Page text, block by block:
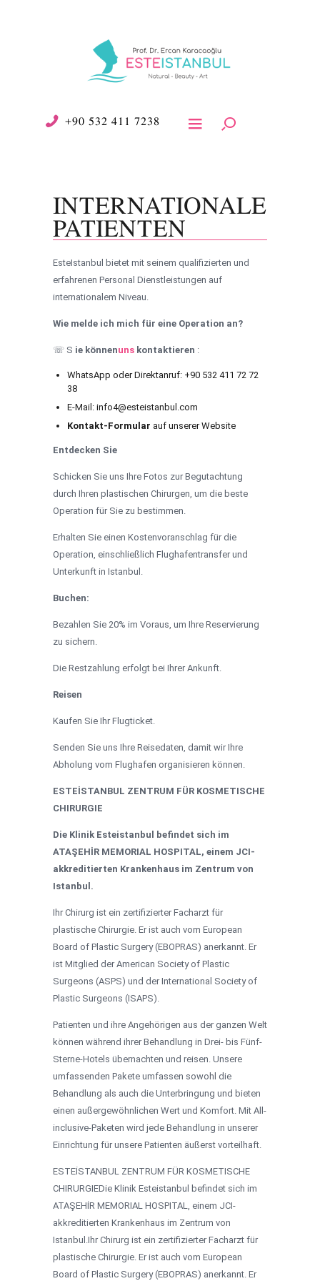
+90 532 411 7238
INTERNATIONALE
PATIENTEN
EsteIstanbul bietet mit seinem qualifizierten und
erfahrenen Personal Dienstleistungen auf
internationalem Niveau.
Wie melde ich mich für eine Operation an?
☏ S ie könnenuns kontaktieren :
WhatsApp oder Direktanruf: +90 532 411 72 72
38
E-Mail: info4@esteistanbul.com
Kontakt-Formular auf unserer Website
Entdecken Sie
Schicken Sie uns Ihre Fotos zur Begutachtung
durch Ihren plastischen Chirurgen, um die beste
Operation für Sie zu bestimmen.
Erhalten Sie einen Kostenvoranschlag für die
Operation, einschließlich Flughafentransfer und
Unterkunft in Istanbul.
Buchen:
Bezahlen Sie 20% im Voraus, um Ihre Reservierung
zu sichern.
Die Restzahlung erfolgt bei Ihrer Ankunft.
Reisen
Kaufen Sie Ihr Flugticket.
Senden Sie uns Ihre Reisedaten, damit wir Ihre
Abholung vom Flughafen organisieren können.
ESTEİSTANBUL ZENTRUM FÜR KOSMETISCHE
CHIRURGIE
Die Klinik Esteistanbul befindet sich im
ATAŞEHİR MEMORIAL HOSPITAL, einem JCI-
akkreditierten Krankenhaus im Zentrum von
Istanbul.
Ihr Chirurg ist ein zertifizierter Facharzt für
plastische Chirurgie. Er ist auch vom European
Board of Plastic Surgery (EBOPRAS) anerkannt. Er
ist Mitglied der American Society of Plastic
Surgeons (ASPS) und der International Society of
Plastic Surgeons (ISAPS).
Patienten und ihre Angehörigen aus der ganzen Welt
können während ihrer Behandlung in Drei- bis Fünf-
Sterne-Hotels übernachten und reisen. Unsere
umfassenden Pakete umfassen sowohl die
Behandlung als auch die Unterbringung und bieten
einen außergewöhnlichen Wert und Komfort. Mit All-
inclusive-Paketen wird jede Behandlung in unserer
Einrichtung für unsere Patienten äußerst vorteilhaft.
ESTEİSTANBUL ZENTRUM FÜR KOSMETISCHE
CHIRURGIEDie Klinik Esteistanbul befindet sich im
ATAŞEHİR MEMORIAL HOSPITAL, einem JCI-
akkreditierten Krankenhaus im Zentrum von
Istanbul.Ihr Chirurg ist ein zertifizierter Facharzt für
plastische Chirurgie. Er ist auch vom European
Board of Plastic Surgery (EBOPRAS) anerkannt. Er